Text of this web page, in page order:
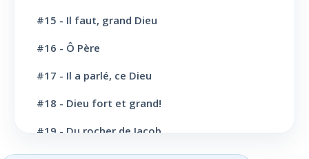
L' Eglise: Bapteme
L' Sainte scène
Evangélisation: Appel au salut
#15 - Il faut, grand Dieu
#16 - Ô Père
#17 - Il a parlé, ce Dieu
#18 - Dieu fort et grand!
#19 - Du rocher de Jacob